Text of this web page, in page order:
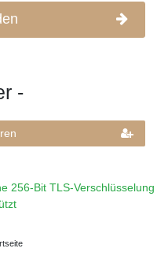
-
256-Bit TLS-Verschlüsselung